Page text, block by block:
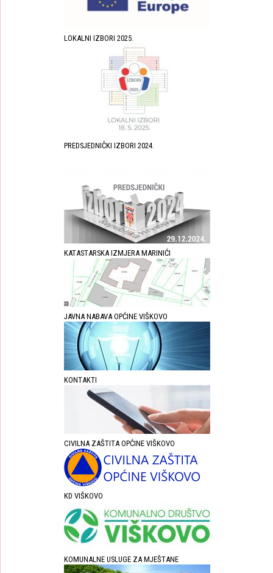
LOKALNI IZBORI 2025.
PREDSJEDNIČKI IZBORI 2024.
KATASTARSKA IZMJERA MARINIĆI
JAVNA NABAVA OPĆINE VIŠKOVO
KONTAKTI
CIVILNA ZAŠTITA OPĆINE VIŠKOVO
KD VIŠKOVO
KOMUNALNE USLUGE ZA MJEŠTANE